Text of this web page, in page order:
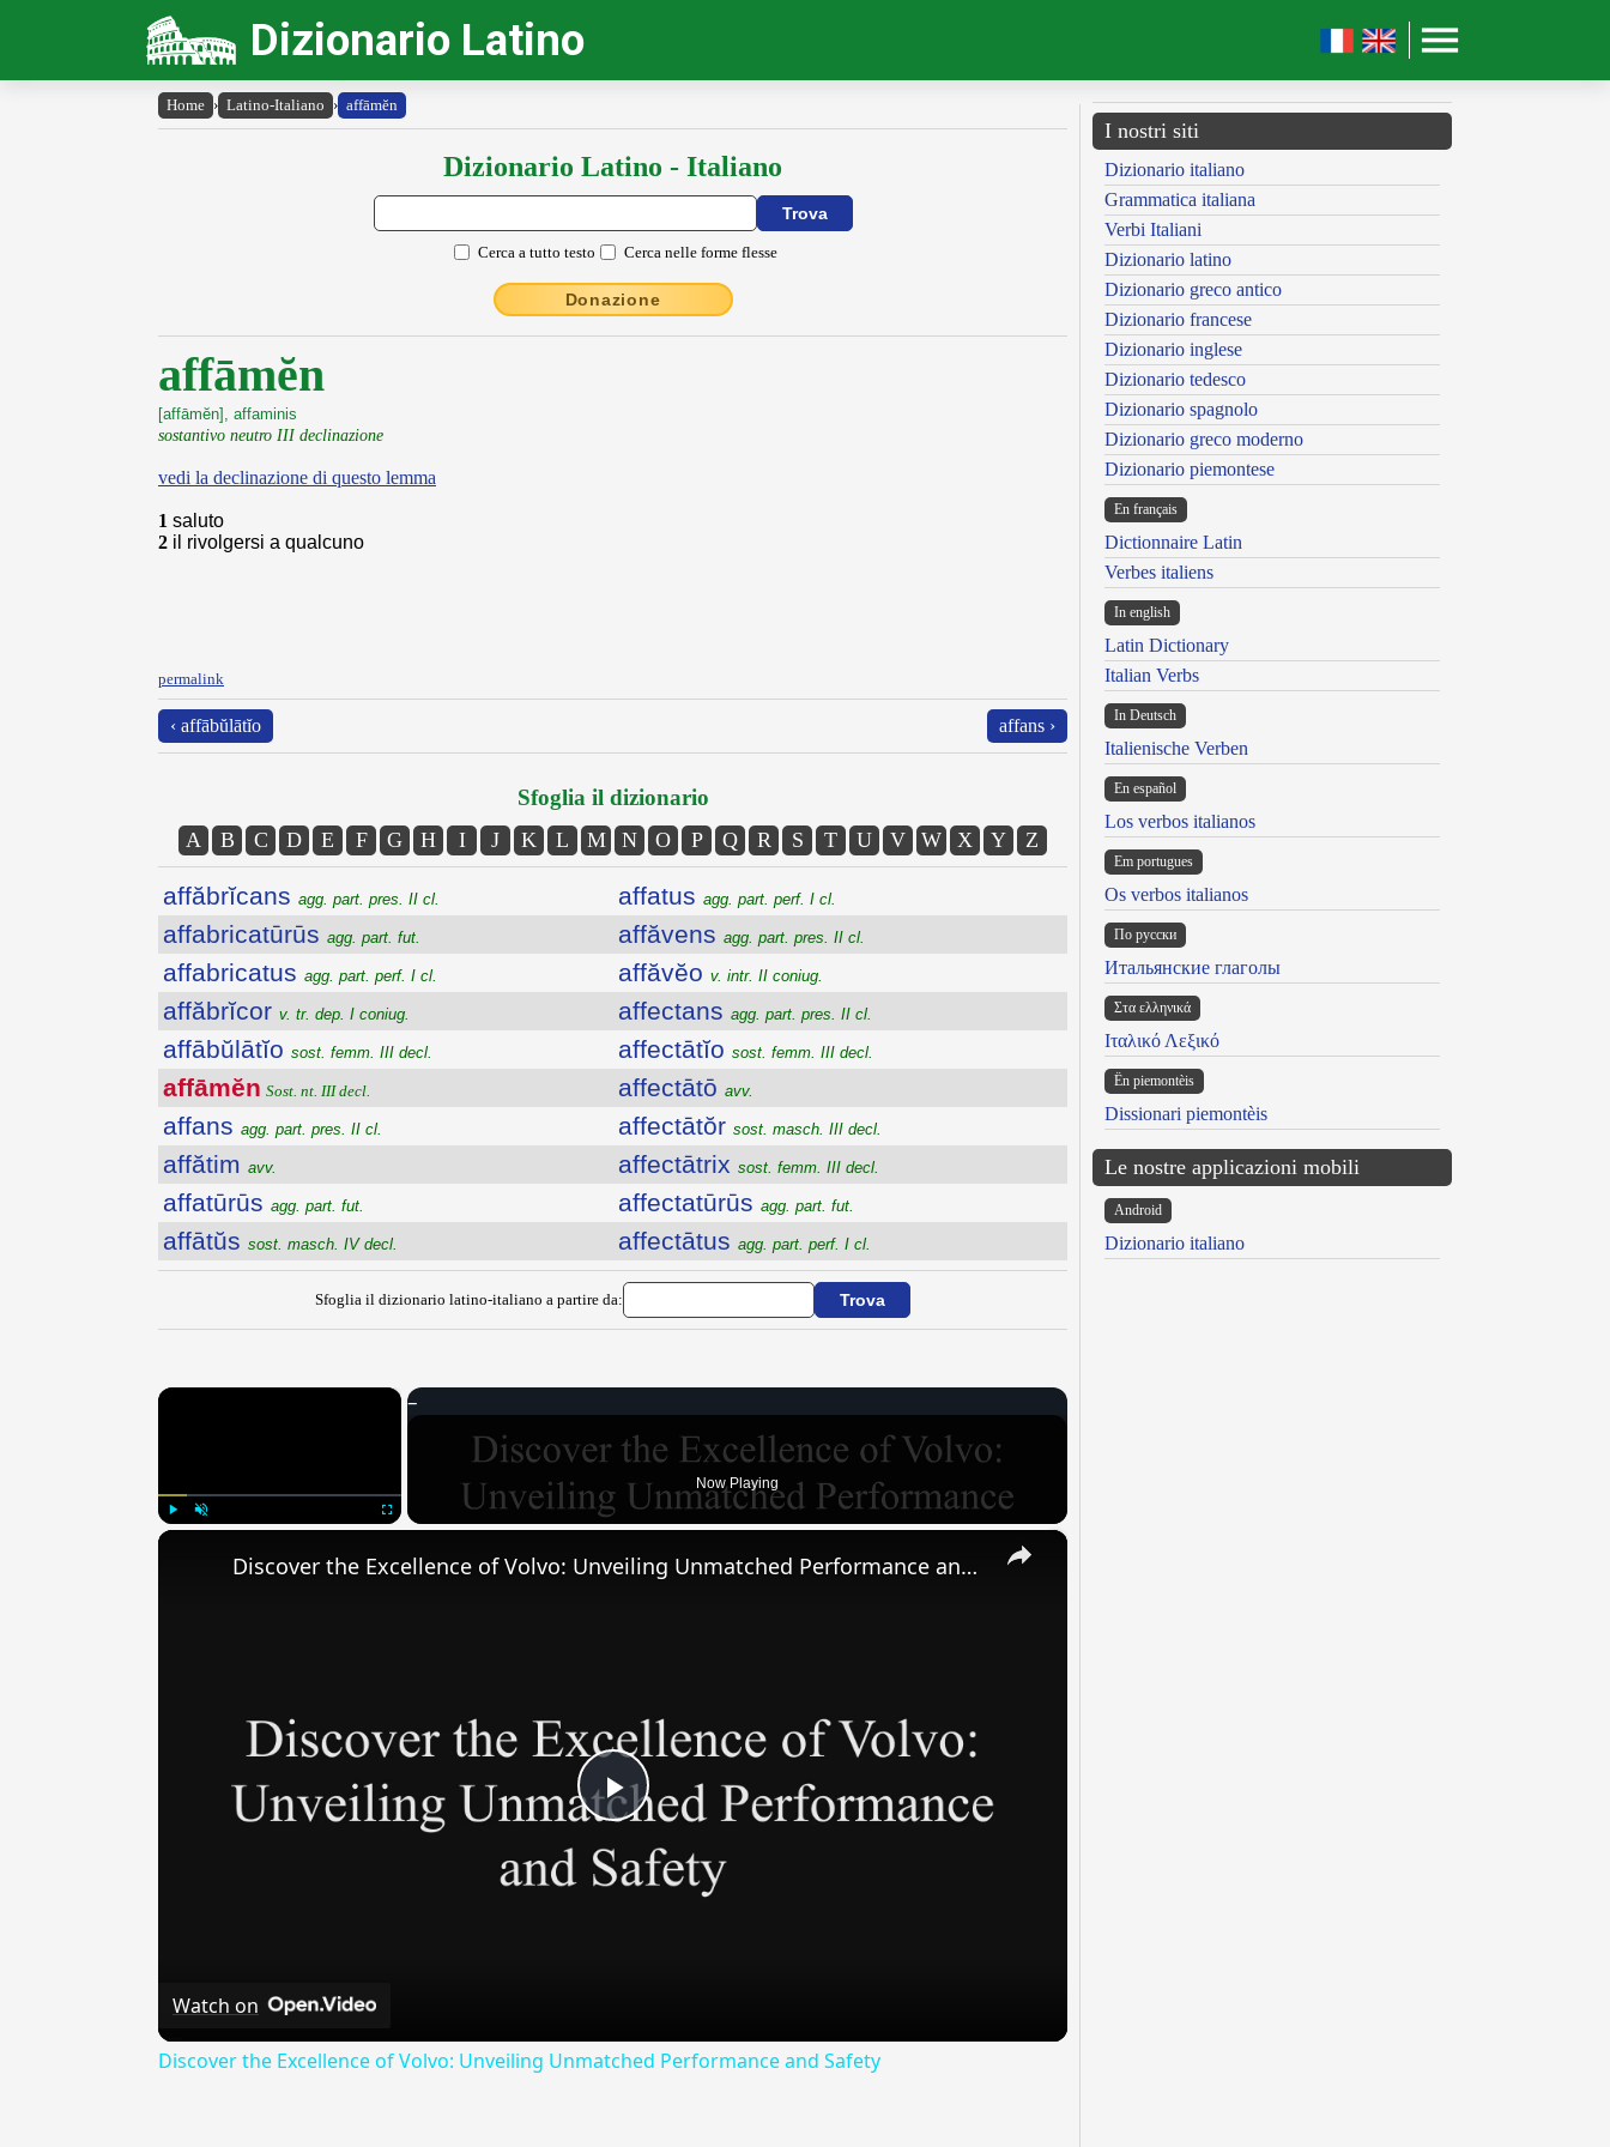
Dizionario Latino
Home › Latino-Italiano › affāmĕn
Dizionario Latino - Italiano
Cerca a tutto testo Cerca nelle forme flesse
Donazione
affāmĕn
[affāmĕn], affaminis
sostantivo neutro III declinazione
vedi la declinazione di questo lemma
1 saluto
2 il rivolgersi a qualcuno
permalink
‹ affābŭlātĭo affans ›
Sfoglia il dizionario
A B C D E F G H I J K L M N O P Q R S T U V W X Y Z
affăbrĭcans agg. part. pres. II cl.
affabricatūrūs agg. part. fut.
affabricatus agg. part. perf. I cl.
affăbrĭcor v. tr. dep. I coniug.
affābŭlātĭo sost. femm. III decl.
affāmĕn Sost. nt. III decl.
affans agg. part. pres. II cl.
affătim avv.
affatūrūs agg. part. fut.
affātŭs sost. masch. IV decl.
affatus agg. part. perf. I cl.
affăvens agg. part. pres. II cl.
affăvĕo v. intr. II coniug.
affectans agg. part. pres. II cl.
affectātĭo sost. femm. III decl.
affectātō avv.
affectātŏr sost. masch. III decl.
affectātrix sost. femm. III decl.
affectatūrūs agg. part. fut.
affectātus agg. part. perf. I cl.
Sfoglia il dizionario latino-italiano a partire da:
×
Now Playing
×
Play
Video
Discover the Excellence of Volvo: Unveiling Unmatched Performance and Safety
Watch on
Discover the Excellence of Volvo: Unveiling Unmatched Performance and Safety
I nostri siti
Dizionario italiano
Grammatica italiana
Verbi Italiani
Dizionario latino
Dizionario greco antico
Dizionario francese
Dizionario inglese
Dizionario tedesco
Dizionario spagnolo
Dizionario greco moderno
Dizionario piemontese
En français
Dictionnaire Latin
Verbes italiens
In english
Latin Dictionary
Italian Verbs
In Deutsch
Italienische Verben
En español
Los verbos italianos
Em portugues
Os verbos italianos
По русски
Итальянские глаголы
Στα ελληνικά
Ιταλικό Λεξικό
Ën piemontèis
Dissionari piemontèis
Le nostre applicazioni mobili
Android
Dizionario italiano